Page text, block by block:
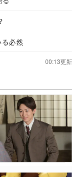
必然
00:13更新